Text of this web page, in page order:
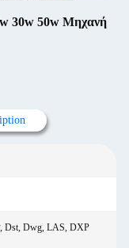
30w 50w Μηχανή
Dst, Dwg, LAS, DXP